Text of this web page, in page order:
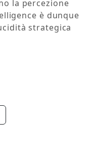
la percezione
è dunque
strategica